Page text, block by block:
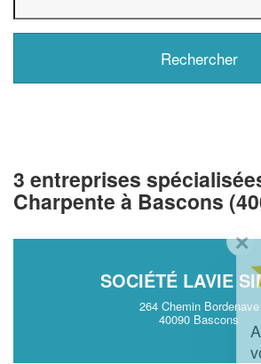
3 entreprises
Charpente à Bascons
SOCIÉTÉ LAVIE
264 Chemin Bordenave
40090 Bascons
✕
Vous êtes
Augmentez votre
tout en